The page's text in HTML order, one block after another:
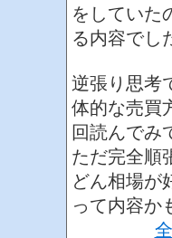
をしていた
る内容でし
逆張り思考
体的な売買
回読んでみ
ただ完全順
どん相場が
って内容か